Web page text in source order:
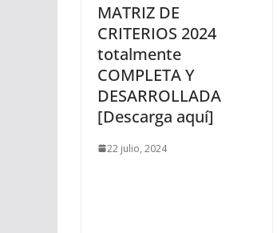
MATRIZ DE
CRITERIOS 2024
totalmente
COMPLETA Y
DESARROLLADA
[Descarga aquí]
22 julio, 2024